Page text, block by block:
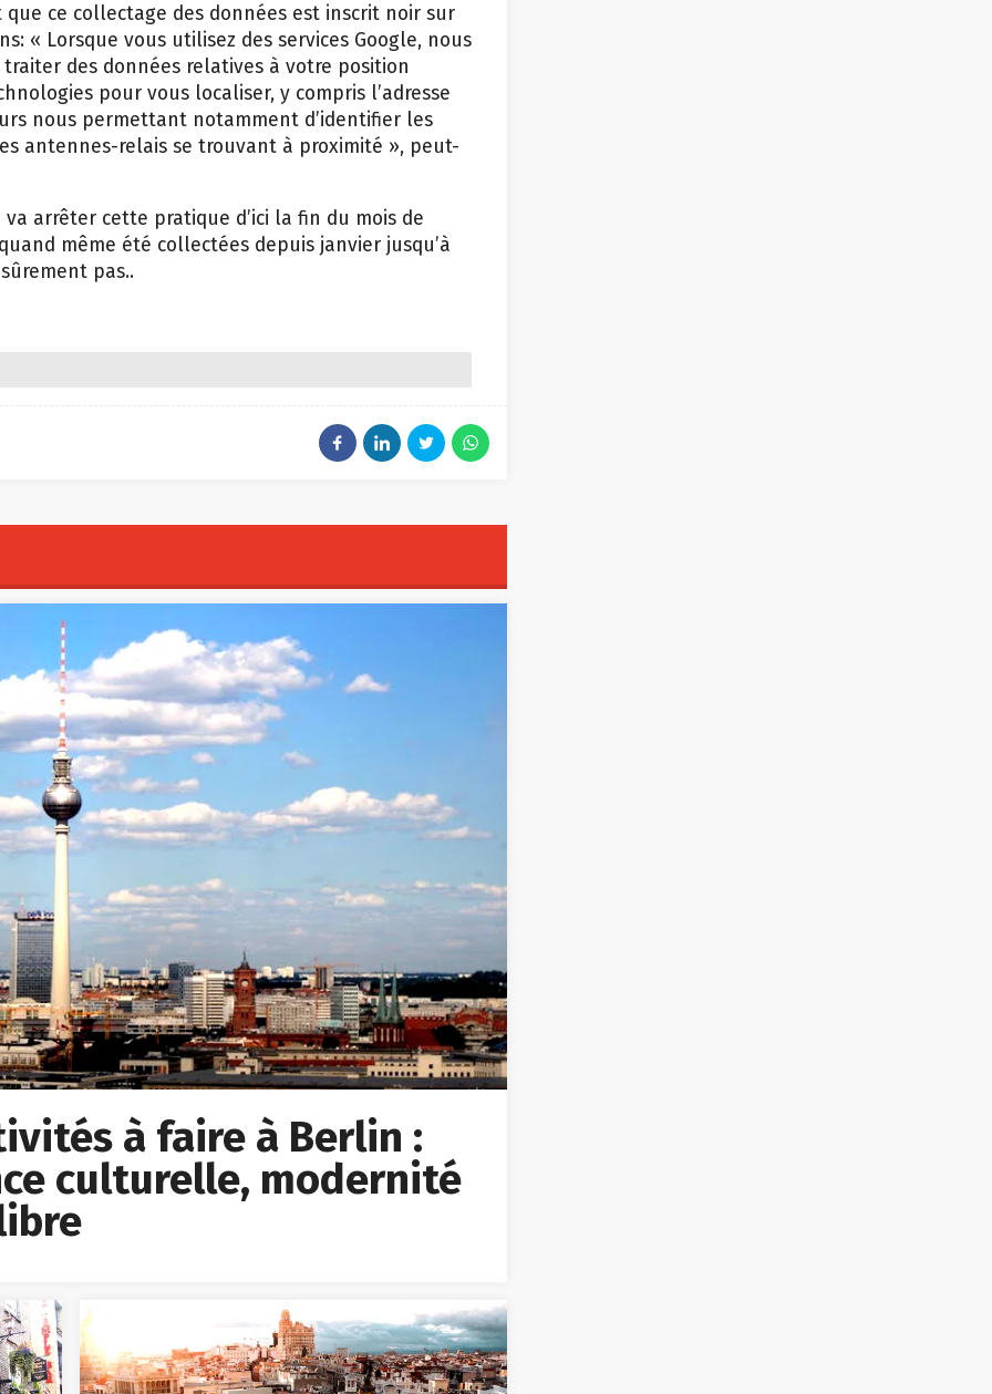
ce collectage des données est inscrit noir sur
« Lorsque vous utilisez des services Google, nous
des données relatives à votre position
pour vous localiser, y compris l’adresse
nous permettant notamment d’identifier les
antennes-relais se trouvant à proximité », peut-
arrêter cette pratique d’ici la fin du mois de
même été collectées depuis janvier jusqu’à
pas..
à faire à Berlin :
culturelle, modernité